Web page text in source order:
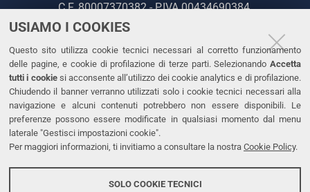
USIAMO I COOKIES
Questo sito utilizza cookie tecnici necessari al corretto funzionamento
delle pagine, e cookie di profilazione di terze parti. Selezionando Accetta
tutti i cookiesi acconsente all’utilizzo dei cookie analytics e di profilazione.
Chiudendo il banner verranno utilizzati solo i cookie tecnici necessari alla
navigazione e alcuni contenuti potrebbero non essere disponibili. Le
preferenze possono essere modificate in qualsiasi momento dal menu
laterale "Gestisci impostazioni cookie".
Per maggiori informazioni, ti invitiamo a consultare la nostra Cookie Policy.
SOLO COOKIE TECNICI
C.F. 80007370382 - P.IVA 00434690384
CONTATTI
Tel. +39 0532 293111
Fax. +39 0532 293031
PEC
LINKS
Accessibilità